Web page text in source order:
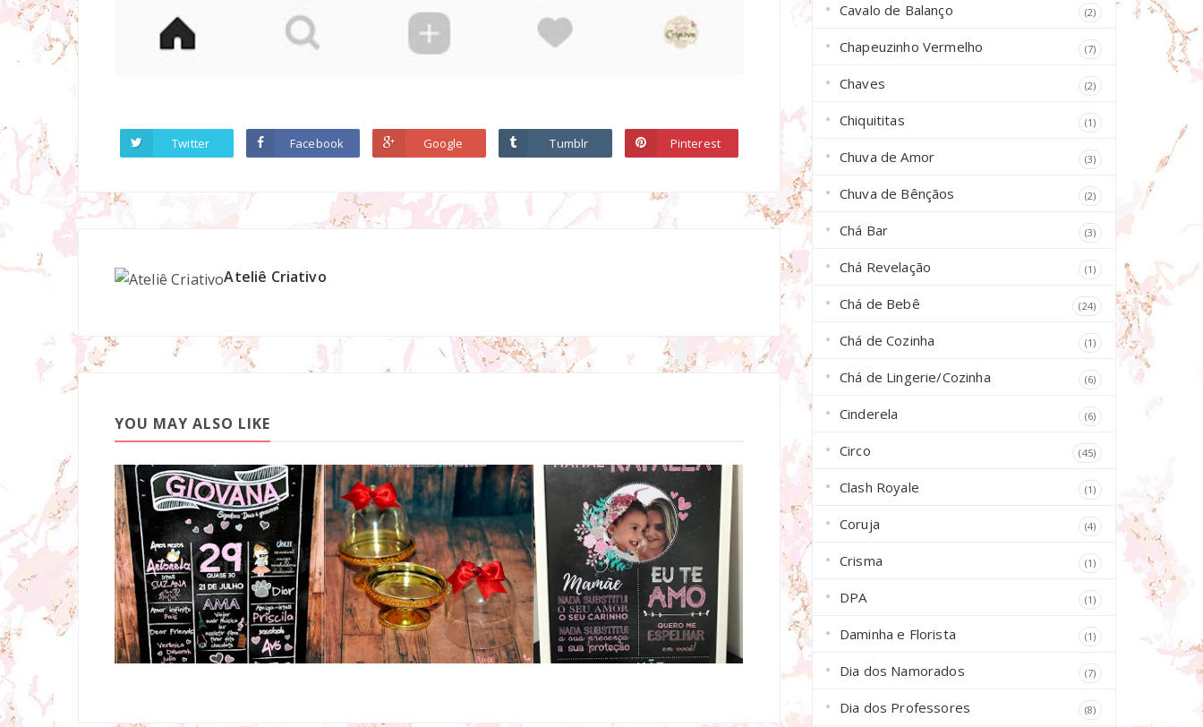
Twitter Facebook Google Tumblr Pinterest
Ateliê Criativo
YOU MAY ALSO LIKE
Cavalo de Balanço (2)
Chapeuzinho Vermelho (7)
Chaves (2)
Chiquititas (1)
Chuva de Amor (3)
Chuva de Bênçãos (2)
Chá Bar (3)
Chá Revelação (1)
Chá de Bebê (24)
Chá de Cozinha (1)
Chá de Lingerie/Cozinha (6)
Cinderela (6)
Circo (45)
Clash Royale (1)
Coruja (4)
Crisma (1)
DPA (1)
Daminha e Florista (1)
Dia dos Namorados (7)
Dia dos Professores (8)